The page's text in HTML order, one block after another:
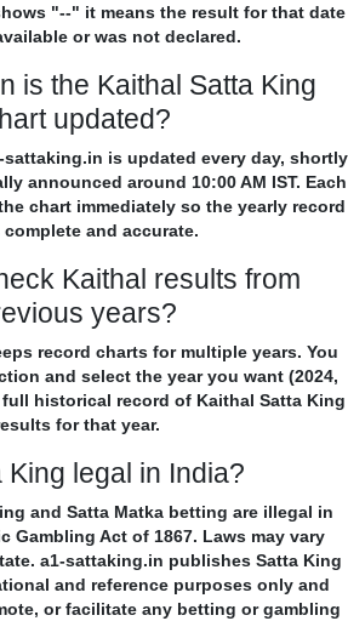
"--" it means the result for that date
or was not declared.
is the Kaithal Satta King
updated?
is updated every day, shortly
announced around 10:00 AM IST. Each
chart immediately so the yearly record
and accurate.
Kaithal results from
years?
record charts for multiple years. You
and select the year you want (2024,
full historical record of Kaithal Satta King
for that year.
King legal in India?
and Satta Matka betting are illegal in
Gambling Act of 1867. Laws may vary
a1-sattaking.in publishes Satta King
and reference purposes only and
or facilitate any betting or gambling